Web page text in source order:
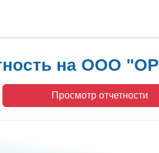
на ООО
Просмотр отчетности